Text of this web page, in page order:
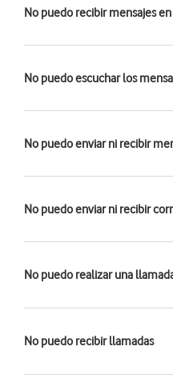
No puedo recibir mensajes
No puedo escuchar los
No puedo enviar ni recibir
No puedo enviar ni recibir
No puedo realizar una
No puedo recibir llamadas